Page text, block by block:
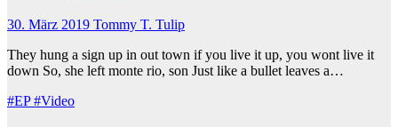
30. März 2019 Tommy T. Tulip
They hung a sign up in out town if you live it up, you wont live it
down So, she left monte rio, son Just like a bullet leaves a…
#EP#Video